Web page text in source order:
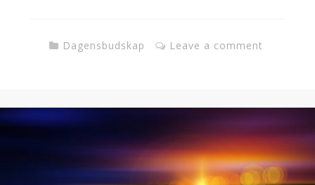
Dagensbudskap Leave a comment